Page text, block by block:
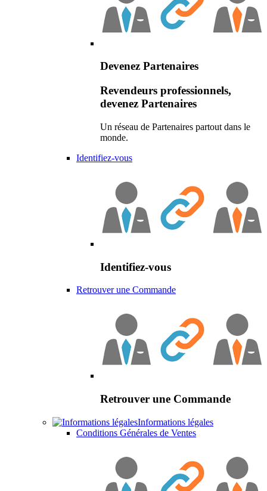
Devenez Partenaires
Revendeurs professionnels,
devenez Partenaires
Un réseau de Partenaires partout dans le
monde.
Identifiez-vous
Identifiez-vous
Retrouver une Commande
Retrouver une Commande
Informations légales
Conditions Générales de Ventes